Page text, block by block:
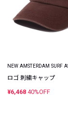
NEW AMSTERDAM SURF
ロゴ 刺繍キャップ
¥6,468 40%OFF